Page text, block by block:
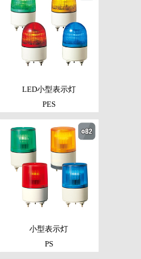
LED小型表示灯
PES
小型表示灯
PS